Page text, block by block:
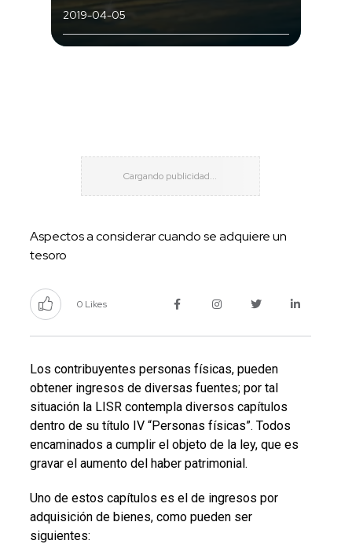
2019-04-05
Aspectos a considerar cuando se adquiere un
tesoro
0 Likes
Los contribuyentes personas físicas, pueden
obtener ingresos de diversas fuentes; por tal
situación la LISR contempla diversos capítulos
dentro de su título IV “Personas físicas”. Todos
encaminados a cumplir el objeto de la ley, que es
gravar el aumento del haber patrimonial.
Uno de estos capítulos es el de ingresos por
adquisición de bienes, como pueden ser
siguientes: